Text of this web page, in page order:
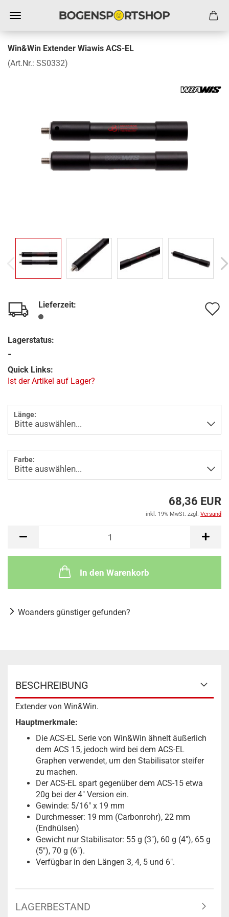
Win&Win Extender Wiawis ACS-EL
(Art.Nr.: SS0332)
Lieferzeit:
Lagerstatus:
-
Quick Links:
Ist der Artikel auf Lager?
Länge:
Farbe:
68,36 EUR
inkl. 19% MwSt. zzgl. Versand
In den Warenkorb
Woanders günstiger gefunden?
BESCHREIBUNG
Extender von Win&Win.
Hauptmerkmale:
Die ACS-EL Serie von Win&Win ähnelt äußerlich
dem ACS 15, jedoch wird bei dem ACS-EL
Graphen verwendet, um den Stabilisator steifer
zu machen.
Der ACS-EL spart gegenüber dem ACS-15 etwa
20g bei der 4" Version ein.
Gewinde: 5/16" x 19 mm
Durchmesser: 19 mm (Carbonrohr), 22 mm
(Endhülsen)
Gewicht nur Stabilisator: 55 g (3"), 60 g (4"), 65 g
(5"), 70 g (6").
Verfügbar in den Längen 3, 4, 5 und 6".
LAGERBESTAND